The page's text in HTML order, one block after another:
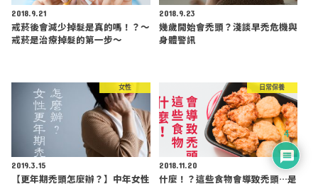
2018.9.21
戒菸後會減少掉髮是真的嗎！？～
戒菸是治療掉髮的第一步～
2018.9.23
幾歲開始會禿頭？淺談早禿危機與
身體警訊
女性
2019.3.15
【更年期禿頭怎麼辦？】中年女性
日常保養
2018.11.20
什麼！？這些食物會導致禿頭…是
4